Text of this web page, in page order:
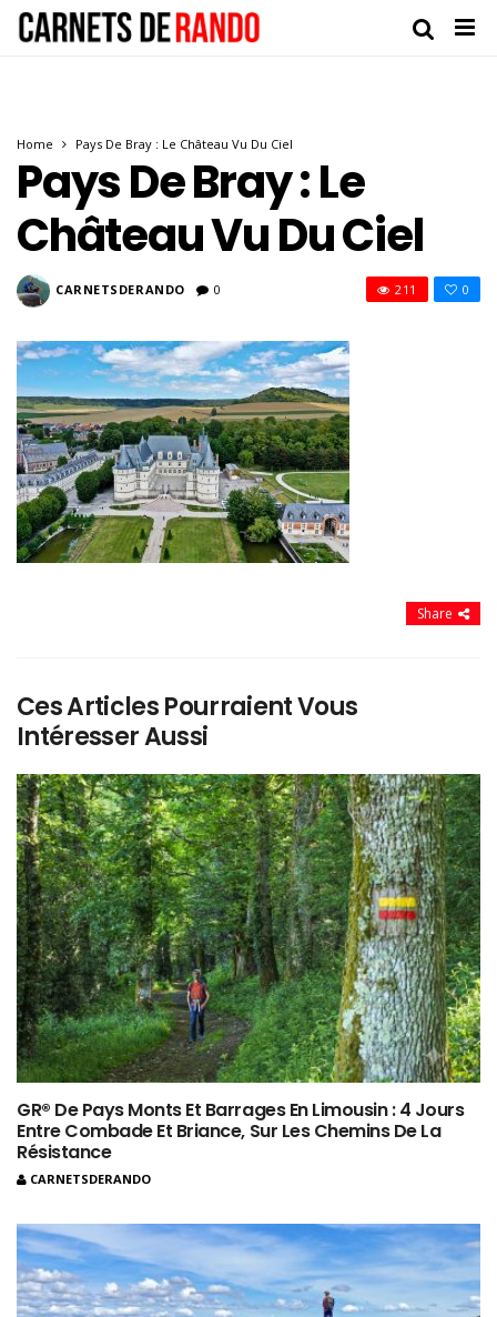
Home Pays De Bray : Le Château Vu Du Ciel
Pays De Bray : Le
Château Vu Du Ciel
CARNETSDERANDO 0 0
211
Share
Ces Articles Pourraient Vous
Intéresser Aussi
GR® De Pays Monts Et Barrages En Limousin : 4 Jours
Entre Combade Et Briance, Sur Les Chemins De La
Résistance
CARNETSDERANDO